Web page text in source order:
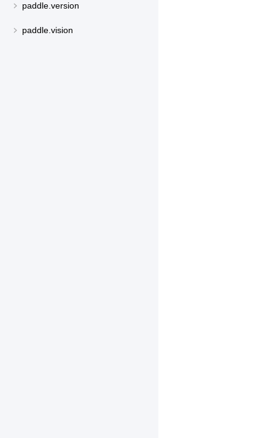
paddle.version
paddle.vision